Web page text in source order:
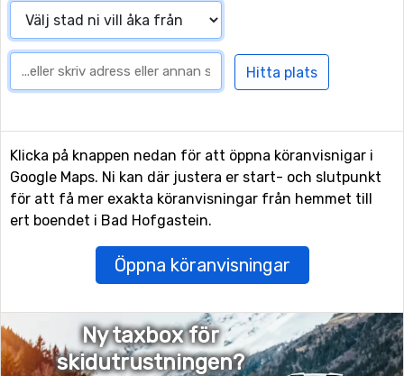
Klicka på knappen nedan för att öppna köranvisnigar i
Google Maps. Ni kan där justera er start- och slutpunkt
för att få mer exakta köranvisningar från hemmet till
ert boendet i Bad Hofgastein.
Öppna köranvisningar
Ny taxbox för
skidutrustningen?